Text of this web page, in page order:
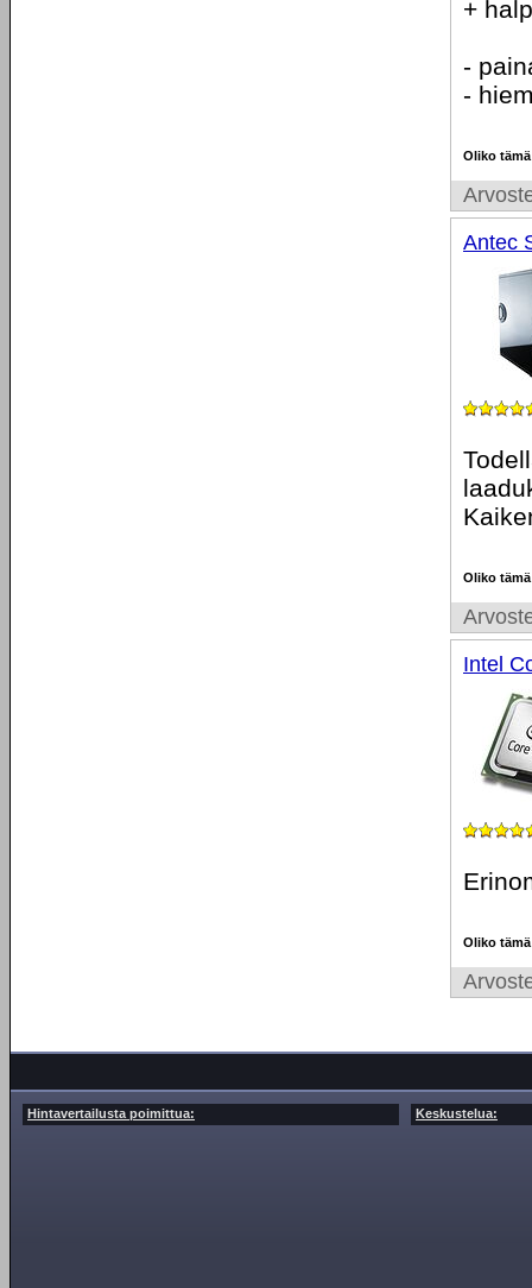
+
-
-
Oliko
Antec
Oliko
Intel
Oliko
Hintavertailusta poimittua: Keskustelua: